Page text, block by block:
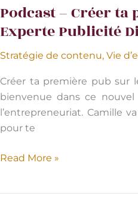
Podcast – Créer
Experte Publicité
Stratégie de contenu, Vie
Créer ta première pub sur
bienvenue dans ce nouvel
l’entrepreneuriat. Camille
pour te
Podcast
Read More »